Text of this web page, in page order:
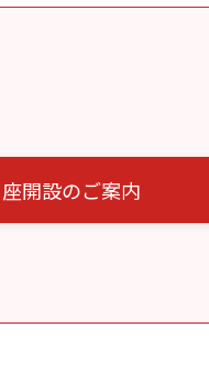
開設のご案内